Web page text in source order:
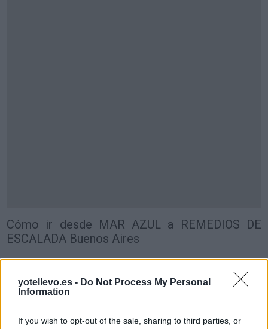
yotellevo.es - Do Not Process My Personal
Information
If you wish to opt-out of the sale, sharing to third parties, or
Cómo ir desde MAR AZUL a REMEDIOS DE
ESCALADA Buenos Aires